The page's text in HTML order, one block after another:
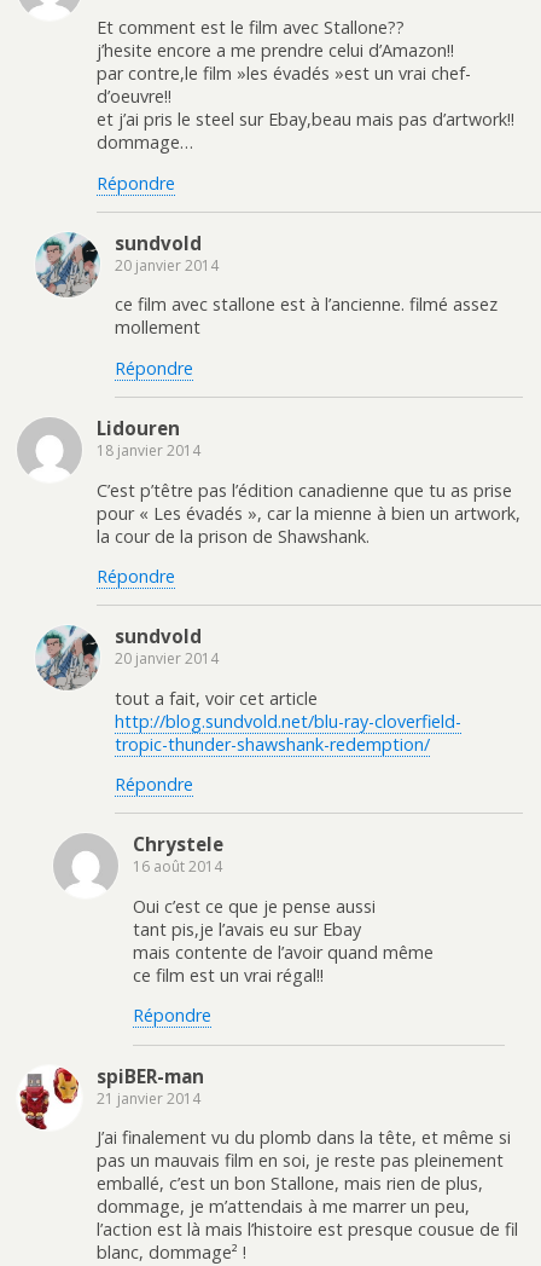
Et comment est le film avec Stallone??
j’hesite encore a me prendre celui d’Amazon!!
par contre,le film »les évadés »est un vrai chef-
d’oeuvre!!
et j’ai pris le steel sur Ebay,beau mais pas d’artwork!!
dommage…
Répondre
sundvold
20 janvier 2014
ce film avec stallone est à l’ancienne. filmé assez
mollement
Répondre
Lidouren
18 janvier 2014
C’est p’têtre pas l’édition canadienne que tu as prise
pour « Les évadés », car la mienne à bien un artwork,
la cour de la prison de Shawshank.
Répondre
sundvold
20 janvier 2014
tout a fait, voir cet article
http://blog.sundvold.net/blu-ray-cloverfield-
tropic-thunder-shawshank-redemption/
Répondre
Chrystele
16 août 2014
Oui c’est ce que je pense aussi
tant pis,je l’avais eu sur Ebay
mais contente de l’avoir quand même
ce film est un vrai régal!!
Répondre
spiBER-man
21 janvier 2014
J’ai finalement vu du plomb dans la tête, et même si
pas un mauvais film en soi, je reste pas pleinement
emballé, c’est un bon Stallone, mais rien de plus,
dommage, je m’attendais à me marrer un peu,
l’action est là mais l’histoire est presque cousue de fil
blanc, dommage² !